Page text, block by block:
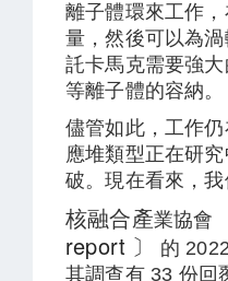
離子體環來工作
量，然後可以為渦
託卡馬克需要強
等離子體的容納。
儘管如此，工作
應堆類型正在研
破。現在看來，我
核融合產業協會
report 〕
的
其調查有 33 份回